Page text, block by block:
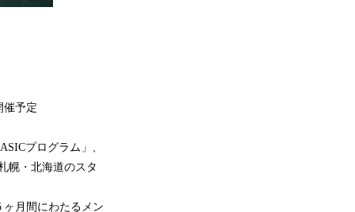
催予定
プログラム」、
幌・北海道のスタ
月間にわたるメン